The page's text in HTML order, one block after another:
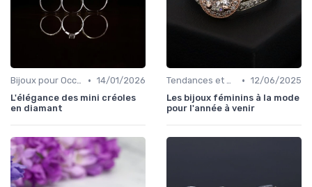
Bijoux pour Occasions Spéciales • 14/01/2026
L'élégance des mini créoles
en diamant
Tendances et Conseils de Style • 12/06/2025
Les bijoux féminins à la mode
pour l'année à venir